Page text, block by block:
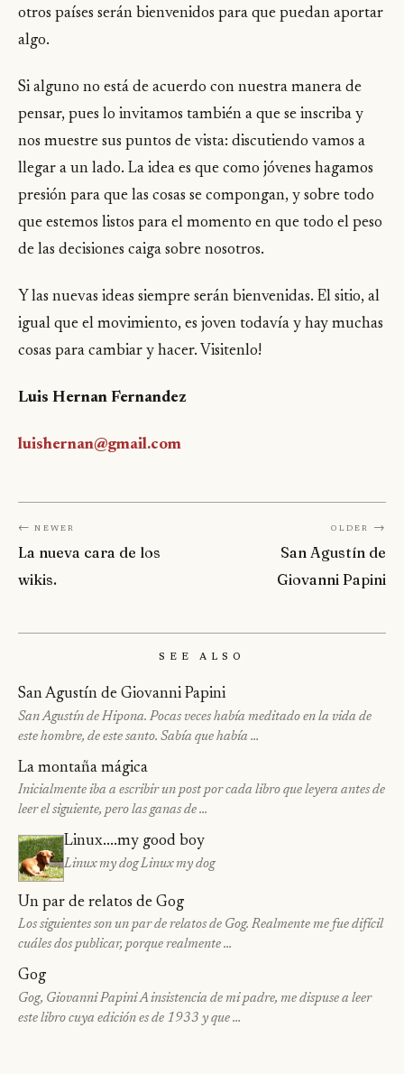
otros países serán bienvenidos para que puedan aportar
algo.
Si alguno no está de acuerdo con nuestra manera de
pensar, pues lo invitamos también a que se inscriba y
nos muestre sus puntos de vista: discutiendo vamos a
llegar a un lado. La idea es que como jóvenes hagamos
presión para que las cosas se compongan, y sobre todo
que estemos listos para el momento en que todo el peso
de las decisiones caiga sobre nosotros.
Y las nuevas ideas siempre serán bienvenidas. El sitio, al
igual que el movimiento, es joven todavía y hay muchas
cosas para cambiar y hacer. Visitenlo!
Luis Hernan Fernandez
luishernan@gmail.com
← Newer
La nueva cara de los
wikis.
Older →
San Agustín de
Giovanni Papini
See Also
San Agustín de Giovanni Papini
San Agustín de Hipona. Pocas veces había meditado en la vida de
este hombre, de este santo. Sabía que había …
La montaña mágica
Inicialmente iba a escribir un post por cada libro que leyera antes de
leer el siguiente, pero las ganas de …
Linux....my good boy
Linux my dog Linux my dog
Un par de relatos de Gog
Los siguientes son un par de relatos de Gog. Realmente me fue difícil
cuáles dos publicar, porque realmente …
Gog
Gog, Giovanni Papini A insistencia de mi padre, me dispuse a leer
este libro cuya edición es de 1933 y que …